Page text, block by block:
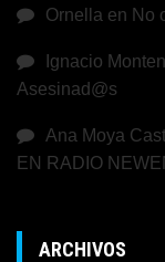
Ornella en No
Ignacio
Asesinad@s
Ana Moya
EN RADIO
ARCHIVOS